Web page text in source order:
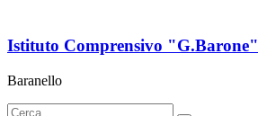
Istituto Comprensivo "G.Barone"
Baranello